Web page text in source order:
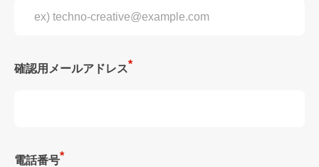
確認用メールアドレス
電話番号